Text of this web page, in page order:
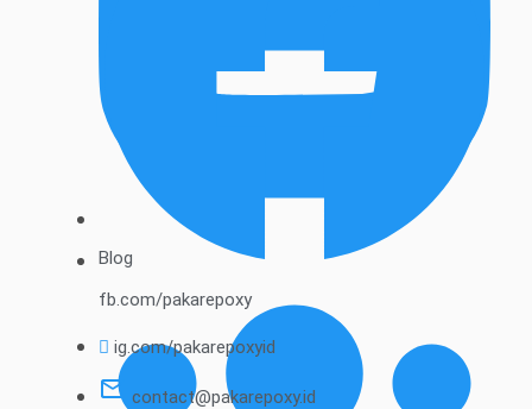
Blog
fb.com/pakarepoxy
ig.com/pakarepoxyid
contact@pakarepoxy.id